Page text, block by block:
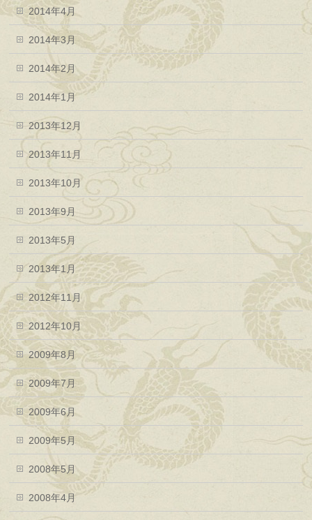
2014年4月
2014年3月
2014年2月
2014年1月
2013年12月
2013年11月
2013年10月
2013年9月
2013年5月
2013年1月
2012年11月
2012年10月
2009年8月
2009年7月
2009年6月
2009年5月
2008年5月
2008年4月